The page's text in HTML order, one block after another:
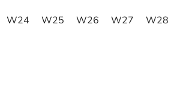
W24 W25 W26 W27 W28